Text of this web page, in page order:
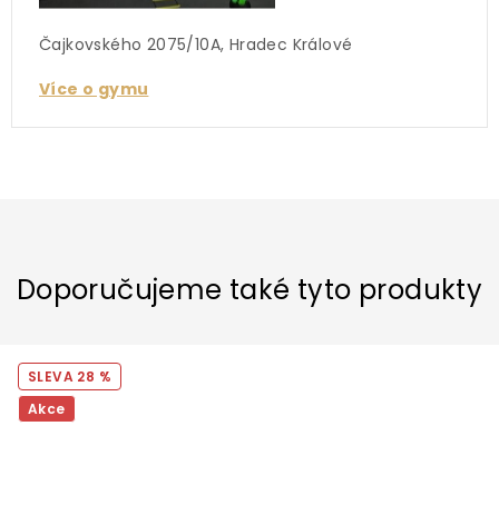
Čajkovského 2075/10A, Hradec Králové
Více o gymu
Doporučujeme také tyto produkty
28 %
Akce